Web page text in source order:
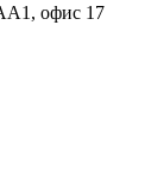
офис 17